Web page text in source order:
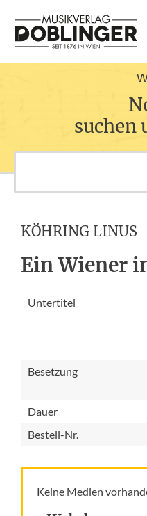
suchen
KÖHRING LINUS
Ein Wiener
Untertitel
Besetzung
Dauer
Bestell-Nr.
Keine Medien